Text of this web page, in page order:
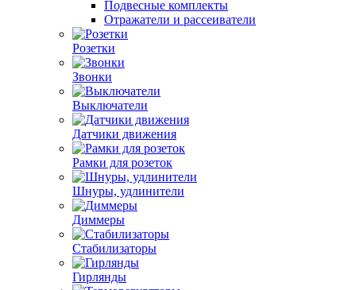
Подвесные комплекты
Отражатели и рассеиватели
Розетки
Звонки
Выключатели
Датчики движения
Рамки для розеток
Шнуры, удлинители
Диммеры
Стабилизаторы
Гирлянды